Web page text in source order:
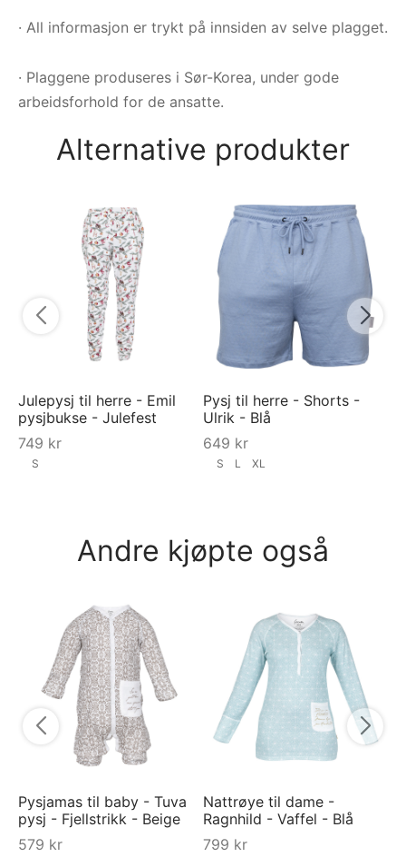
· All informasjon er trykt på innsiden av selve plagget.
· Plaggene produseres i Sør-Korea, under gode
arbeidsforhold for de ansatte.
Alternative produkter
Julepysj til herre - Emil
pysjbukse - Julefest
749 kr
S
Pysj til herre - Shorts -
Ulrik - Blå
649 kr
S L XL
Andre kjøpte også
Pysjamas til baby - Tuva
pysj - Fjellstrikk - Beige
579 kr
Nattrøye til dame -
Ragnhild - Vaffel - Blå
799 kr